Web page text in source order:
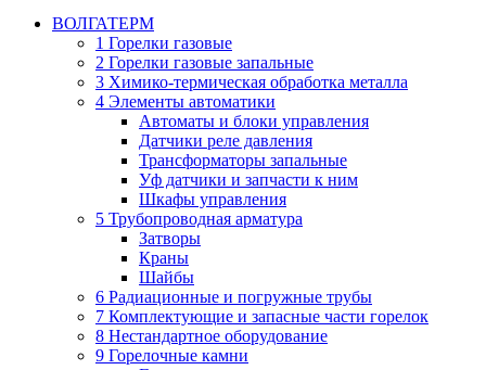
ВОЛГАТЕРМ
1 Горелки газовые
2 Горелки газовые запальные
3 Химико-термическая обработка металла
4 Элементы автоматики
Автоматы и блоки управления
Датчики реле давления
Трансформаторы запальные
Уф датчики и запчасти к ним
Шкафы управления
5 Трубопроводная арматура
Затворы
Краны
Шайбы
6 Радиационные и погружные трубы
7 Комплектующие и запасные части горелок
8 Нестандартное оборудование
9 Горелочные камни